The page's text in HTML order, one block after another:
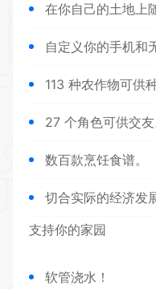
在你自己的土地上
自定义你的手机和
113 种农作物可供种
27 个角色可供交友
数百款烹饪食谱。
切合实际的经济发
支持你的家园
软管浇水！